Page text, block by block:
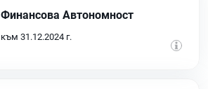
Финансова Автономност
към 31.12.2024 г.